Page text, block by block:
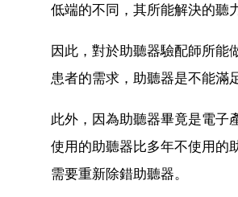
低端的不同，其所能解決的聽
因此，對於助聽器驗配師所能
患者的需求，助聽器是不能滿
此外，因為助聽器畢竟是電子
使用的助聽器比多年不使用的
需要重新除錯助聽器。